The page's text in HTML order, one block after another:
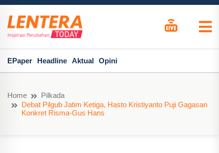
EPaper Headline Aktual Opini
Home
Pilkada
Debat Pilgub Jatim Ketiga, Hasto Kristiyanto Puji Gagasan
Konkret Risma-Gus Hans